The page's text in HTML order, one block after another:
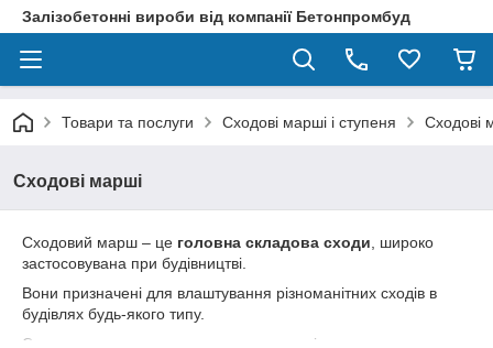
Залізобетонні вироби від компанії Бетонпромбуд
Товари та послуги Сходові марші і ступеня Сходові
Сходові марші
Сходовий марш – це головна складова сходи , широко
застосовувана при будівництві.
Вони призначені для влаштування різноманітних сходів в
будівлях будь-якого типу.
Складається марш з наступних елементів: